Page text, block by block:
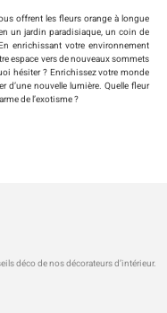
offrent les fleurs orange à longue
un jardin paradisiaque, un coin de
enrichissant votre environnement
espace vers de nouveaux sommets
hésiter ? Enrichissez votre monde
d’une nouvelle lumière. Quelle fleur
de l’exotisme ?
déco de nos décorateurs d’intérieur.